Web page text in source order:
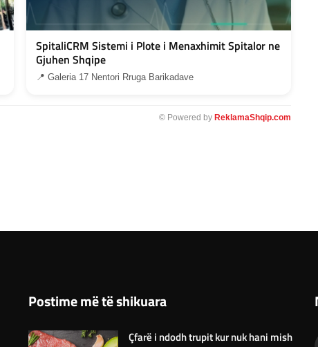
SpitaliCRM Sistemi i Plote i Menaxhimit Spitalor ne
Gjuhen Shqipe
📍 Galeria 17 Nentori Rruga Barikadave
© Powered by ReklamaShqip.com
Postime më të shikuara
Çfarë i ndodh trupit kur nuk hani mish